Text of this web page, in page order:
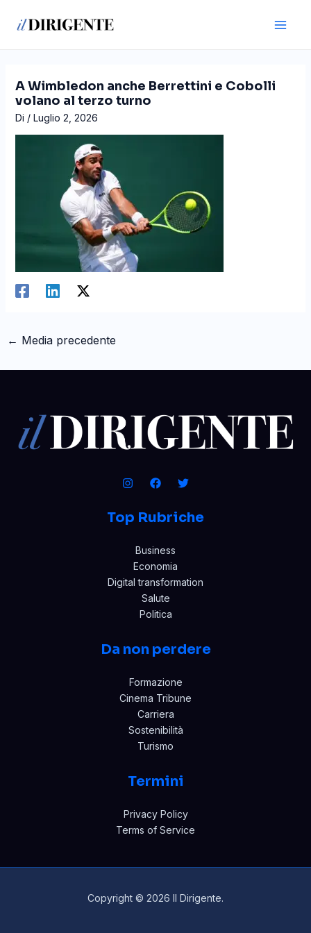
A Wimbledon anche Berrettini e Cobolli
volano al terzo turno
Di / Luglio 2, 2026
articoli
← Media precedente
Top Rubriche
Business
Economia
Digital transformation
Salute
Politica
Da non perdere
Formazione
Cinema Tribune
Carriera
Sostenibilità
Turismo
Termini
Privacy Policy
Terms of Service
Copyright © 2026 Il Dirigente.